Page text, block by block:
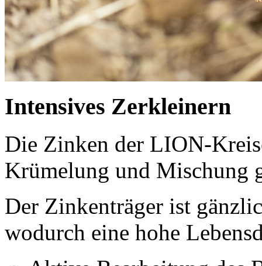
Intensives Zerkleinern
Die Zinken der LION-
Krümelung und Mischung
Der Zinkenträger ist
wodurch eine hohe